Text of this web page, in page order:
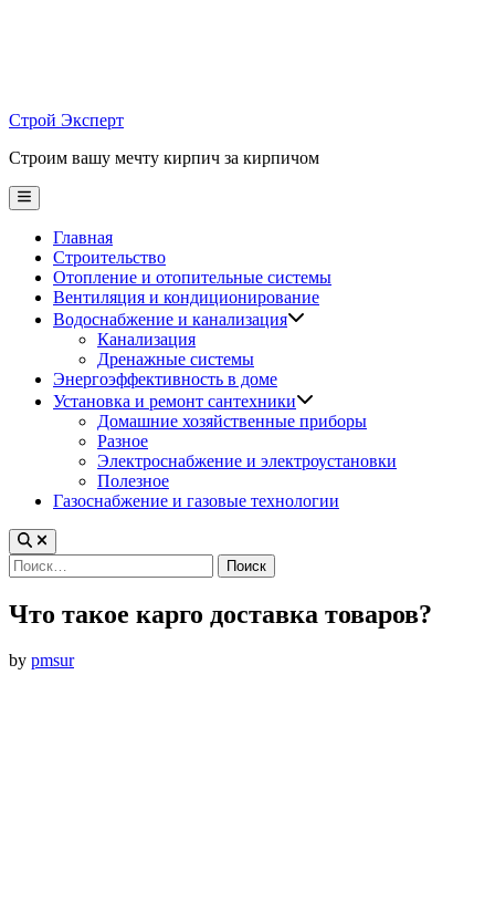
Строй Эксперт
Строим вашу мечту кирпич за кирпичом
Main
Menu
Главная
Строительство
Отопление и отопительные системы
Вентиляция и кондиционирование
Водоснабжение и канализация
Канализация
Дренажные системы
Энергоэффективность в доме
Установка и ремонт сантехники
Домашние хозяйственные приборы
Разное
Электроснабжение и электроустановки
Полезное
Газоснабжение и газовые технологии
Найти:
Что такое карго доставка товаров?
by pmsur